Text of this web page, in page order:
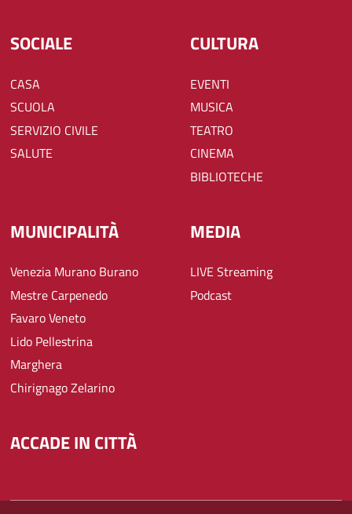
SOCIALE
CASA
SCUOLA
SERVIZIO CIVILE
SALUTE
CULTURA
EVENTI
MUSICA
TEATRO
CINEMA
BIBLIOTECHE
MUNICIPALITÀ
Venezia Murano Burano
Mestre Carpenedo
Favaro Veneto
Lido Pellestrina
Marghera
Chirignago Zelarino
MEDIA
LIVE Streaming
Podcast
ACCADE IN CITTÀ